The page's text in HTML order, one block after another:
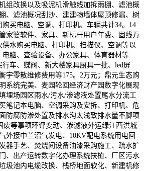
组改换以及吸泥机滑触线加拆雨棚、滤池概
、滤池概况刮沙、建建物墙体屋顶修漏、树
买电脑、空调、打印机、车辆共计34。14
家婆软件、家具、新标杆用户年费、固线万
水购买电脑、打印机、扫描仪、空调等以
脑、查验设备、办公家具、体育器材等
车、蝶阀、新大楼家具厨具一批、led屏
宇零散维修费用等175。2万元；鼎元生态购
系统完美、麦园轮回经济财产园数字化展现
埋场园区雨水/污水/渗滤液处置尾水分流工
笔记本电脑、空调采购及安拆、打印机、危
防腐防渗处置及排水沟太浅致排水量不脚项
等事项环评变动、渗滤液外运绿江西洪城
外接中兰沼气发电、10KV配电系统用电回
器手艺、焚烧间设备油漆采购施工、疏水扩
、出产运转数字化办理系统扶植、厂区污水
圾池内电缆改换、栈桥地面软化、新建机修